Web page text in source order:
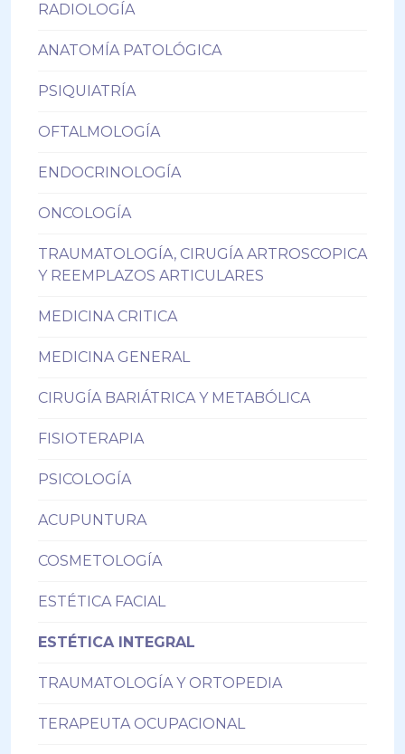
RADIOLOGÍA
ANATOMÍA PATOLÓGICA
PSIQUIATRÍA
OFTALMOLOGÍA
ENDOCRINOLOGÍA
ONCOLOGÍA
TRAUMATOLOGÍA, CIRUGÍA ARTROSCOPICA
Y REEMPLAZOS ARTICULARES
MEDICINA CRITICA
MEDICINA GENERAL
CIRUGÍA BARIÁTRICA Y METABÓLICA
FISIOTERAPIA
PSICOLOGÍA
ACUPUNTURA
COSMETOLOGÍA
ESTÉTICA FACIAL
ESTÉTICA INTEGRAL
TRAUMATOLOGÍA Y ORTOPEDIA
TERAPEUTA OCUPACIONAL